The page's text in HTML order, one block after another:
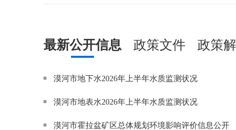
最新公开信息 政策文件 政策
漠河市地下水2026年上半年水质监测状况
漠河市地表水2026年上半年水质监测状况
漠河市霍拉盆矿区总体规划环境影响评价信息公开